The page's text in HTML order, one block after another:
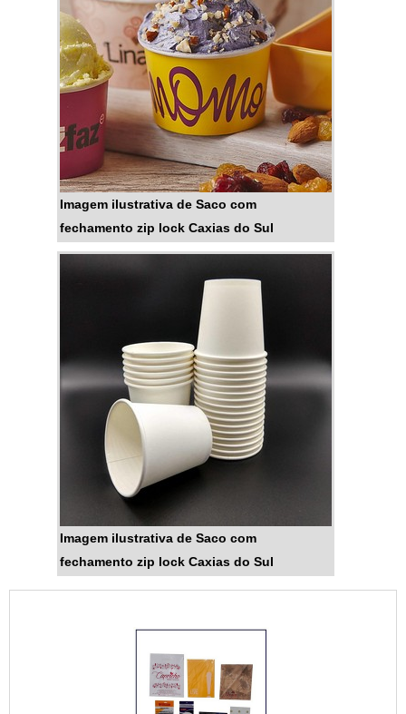
novamente e embalagem e ficará
completamente
lacrada.DETALHES SOBRE O
FUNCIONAMENTO DO
PRODUTOÉ fa...
Imagem ilustrativa de Saco com
fechamento zip lock Caxias do Sul
Imagem ilustrativa de Saco com
fechamento zip lock Caxias do Sul